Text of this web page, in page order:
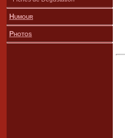
Humour
Photos